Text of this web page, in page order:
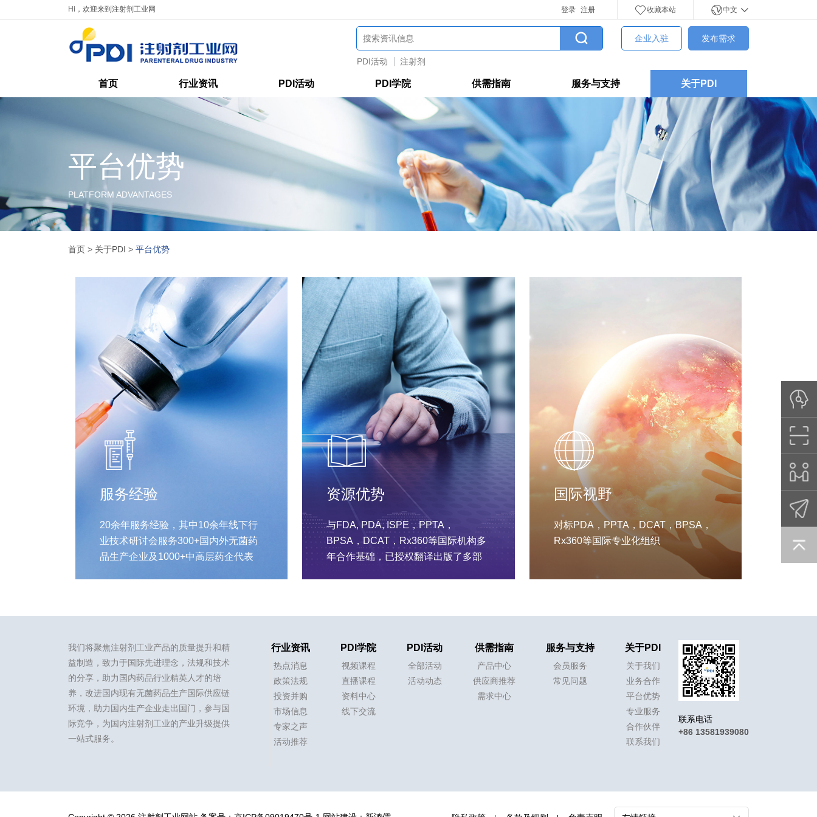
Hi，欢迎来到注射剂工业网 登录 注册 收藏本站 中文
PDI活动 注射剂
企业入驻 发布需求
首页 行业资讯 PDI活动 PDI学院 供需指南 服务与支持 关于PDI
平台优势
PLATFORM ADVANTAGES
首页 > 关于PDI > 平台优势
服务经验
20余年服务经验，其中10余年线下行
业技术研讨会服务300+国内外无菌药
品生产企业及1000+中高层药企代表
资源优势
与FDA, PDA, ISPE，PPTA，
BPSA，DCAT，Rx360等国际机构多
年合作基础，已授权翻译出版了多部
国际视野
对标PDA，PPTA，DCAT，BPSA，
Rx360等国际专业化组织
我们将聚焦注射剂工业产品的质量提升和精
益制造，致力于国际先进理念，法规和技术
的分享，助力国内药品行业精英人才的培
养，改进国内现有无菌药品生产国际供应链
环境，助力国内生产企业走出国门，参与国
际竞争，为国内注射剂工业的产业升级提供
一站式服务。
行业资讯
热点消息
政策法规
投资并购
市场信息
专家之声
活动推荐
PDI学院
视频课程
直播课程
资料中心
线下交流
PDI活动
全部活动
活动动态
供需指南
产品中心
供应商推荐
需求中心
服务与支持
会员服务
常见问题
关于PDI
关于我们
业务合作
平台优势
专业服务
合作伙伴
联系我们
联系电话
+86 13581939080